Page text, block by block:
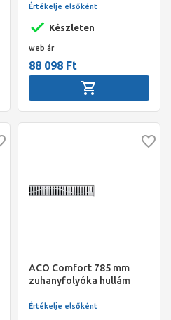
800*55mm
Készleten
Értékelje elsőként
web ár
88 098 Ft
ACO Comfort 785 mm
zuhanyfolyóka hullám
Értékelje elsőként